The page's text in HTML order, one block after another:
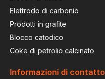
Elettrodo di carbonio
Prodotti in grafite
Blocco catodico
Coke di petrolio calcinato
Informazioni di contatto